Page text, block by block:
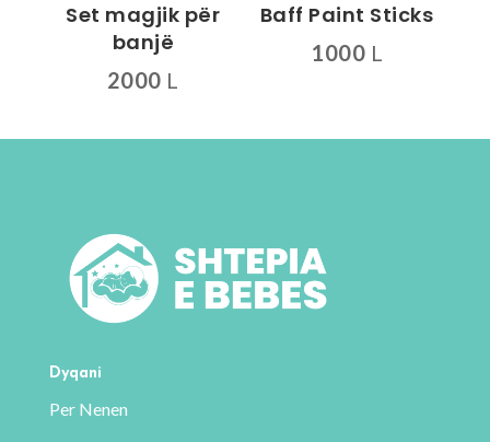
faqja
produktit
Set magjik për
banjë
2000 L
Baff Paint Sticks
1000 L
Dyqani
Per Nenen